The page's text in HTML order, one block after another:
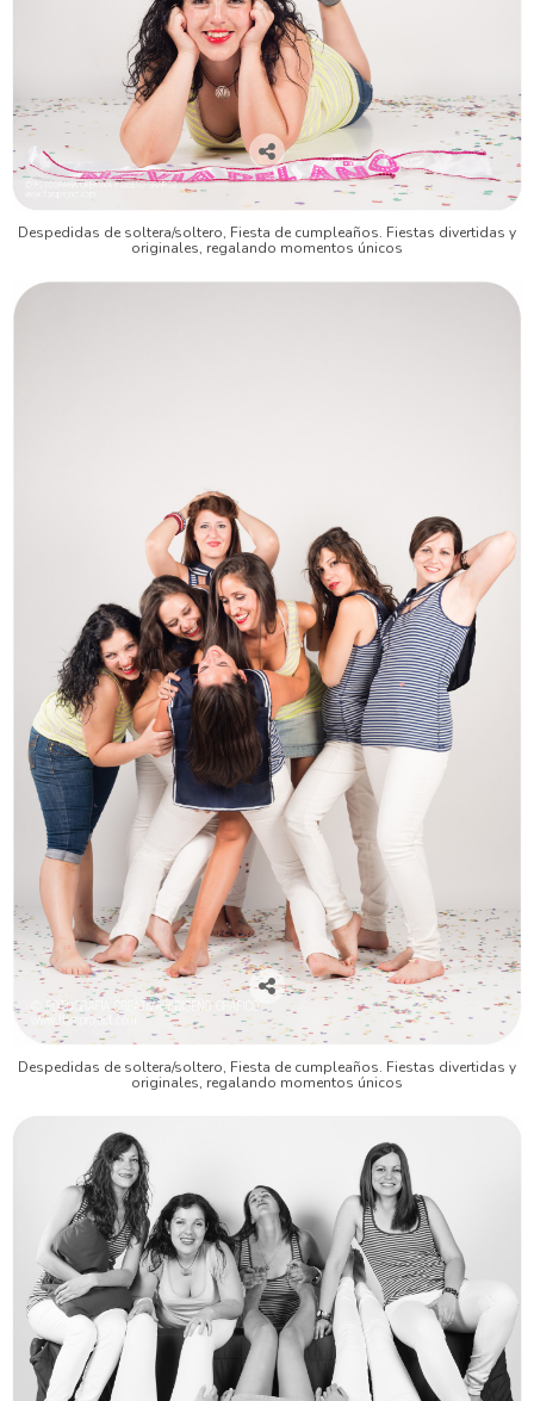
Despedidas de soltera/soltero, Fiesta de cumpleaños. Fiestas divertidas y
originales, regalando momentos únicos
Despedidas de soltera/soltero, Fiesta de cumpleaños. Fiestas divertidas y
originales, regalando momentos únicos